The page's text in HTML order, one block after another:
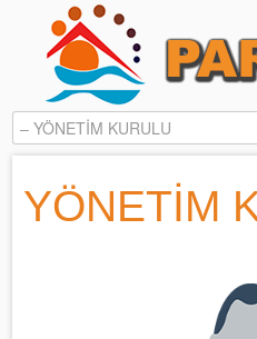
YÖNETİM